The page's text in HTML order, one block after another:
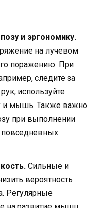
и эргономику.
на лучевом
поражению. При
следите за
используйте
и мышь. Также важно
при выполнении
Сильные и
вероятность
Регулярные